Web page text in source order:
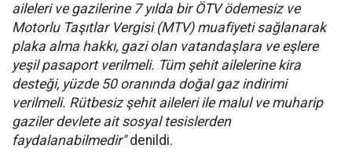
aileleri ve gazilerine 7 yılda bir ÖTV ödemesiz ve
Motorlu Taşıtlar Vergisi (MTV) muafiyeti sağlanarak
plaka alma hakkı, gazi olan vatandaşlara ve eşlere
yeşil pasaport verilmeli. Tüm şehit ailelerine kira
desteği, yüzde 50 oranında doğal gaz indirimi
verilmeli. Rütbesiz şehit aileleri ile malul ve muharip
gaziler devlete ait sosyal tesislerden
faydalanabilmedir"denildi.